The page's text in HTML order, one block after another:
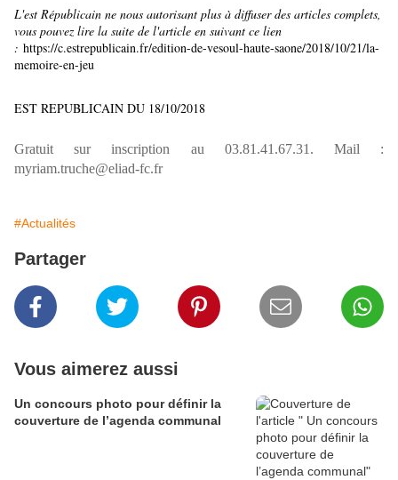
L'est Républicain ne nous autorisant plus à diffuser des articles complets,
vous pouvez lire la suite de l'article en suivant ce lien
: https://c.estrepublicain.fr/edition-de-vesoul-haute-saone/2018/10/21/la-
memoire-en-jeu
EST REPUBLICAIN DU 18/10/2018
Gratuit sur inscription au 03.81.41.67.31. Mail :
myriam.truche@eliad-fc.fr
#Actualités
Partager
Vous aimerez aussi
Un concours photo pour définir la
couverture de l’agenda communal